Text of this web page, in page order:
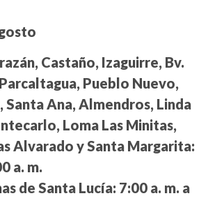
Castaño, Izaguirre, Bv.
Pueblo Nuevo,
Santa Ana, Almendros, Linda
Loma Las Minitas,
Alvarado y Santa Margarita:
a. m.
de Santa Lucía: 7:00 a. m. a